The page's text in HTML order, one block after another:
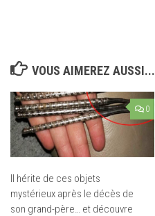
VOUS AIMEREZ AUSSI...
0
Il hérite de ces objets
mystérieux après le décès de
son grand-père… et découvre